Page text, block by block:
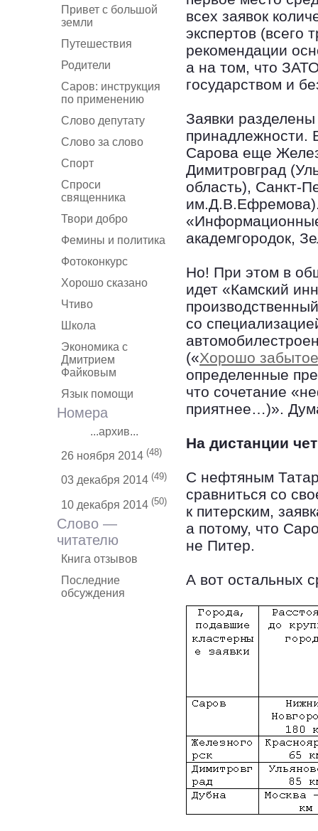
Привет с большой
земли
Путешествия
Родители
Саров: инструкция
по применению
Слово депутату
Слово за слово
Спорт
Спроси
священника
Твори добро
Фемины и политика
Фотоконкурс
Хорошо сказано
Чтиво
Школа
Экономика с
Дмитрием
Файковым
Язык помощи
Номера
...архив...
26 ноября 2014 (48)
03 декабря 2014 (49)
10 декабря 2014 (50)
Слово —
читателю
Книга отзывов
Последние
обсуждения
всех заявок
экспертов (всего
рекомендации
а на том, что
государством и
Заявки
Сарова еще
Димитровград
область), Санкт-
академгородок,
Но! При этом в
идет «Камский
со
(«Хорошо
определенные
что сочетание
приятнее…)».
На дистанции
С нефтяным
сравниться со
к питерским,
а потому, что
не Питер.
А вот остальных